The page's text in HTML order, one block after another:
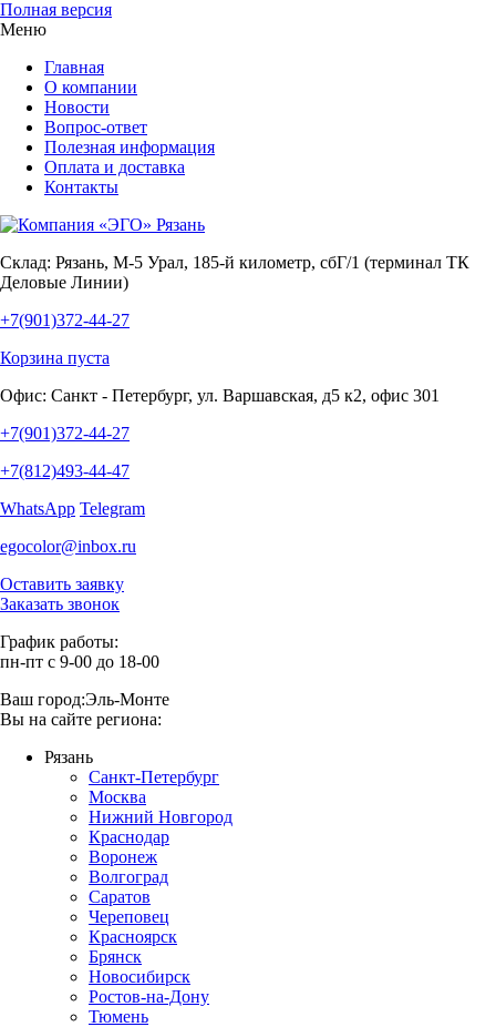
Полная версия
Меню
Главная
О компании
Новости
Вопрос-ответ
Полезная информация
Оплата и доставка
Контакты
Склад: Рязань, М-5 Урал, 185-й километр, сбГ/1 (терминал ТК
Деловые Линии)
+7(901)372-44-27
Корзина пуста
Офис: Санкт - Петербург, ул. Варшавская, д5 к2, офис 301
+7(901)372-44-27
+7(812)493-44-47
WhatsApp Telegram
egocolor@inbox.ru
Оставить заявку
Заказать звонок
График работы:
пн-пт с 9-00 до 18-00
Ваш город:Эль-Монте
Вы на сайте региона:
Рязань
Санкт-Петербург
Москва
Нижний Новгород
Краснодар
Воронеж
Волгоград
Саратов
Череповец
Красноярск
Брянск
Новосибирск
Ростов-на-Дону
Тюмень